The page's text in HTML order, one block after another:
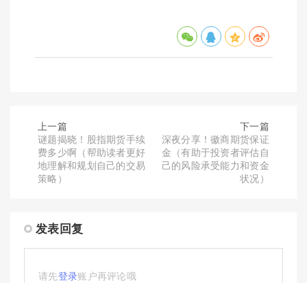
上一篇
谜题揭晓！股指期货手续
费多少啊（帮助读者更好
地理解和规划自己的交易
策略）
下一篇
深夜分享！徽商期货保证
金（有助于投资者评估自
己的风险承受能力和资金
状况）
发表回复
请先登录账户再评论哦